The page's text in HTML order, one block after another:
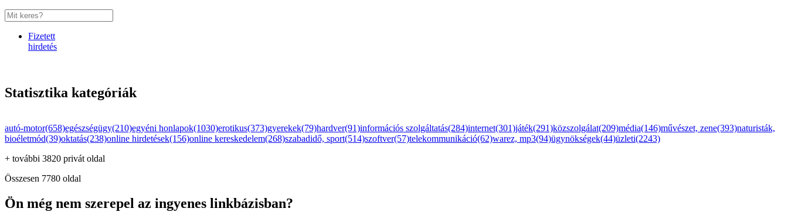
Fizetett
hirdetés
Statisztika kategóriák
autó-motor(658)egészségügy(210)egyéni honlapok(1030)erotikus(373)gyerekek(79)hardver(91)információs szolgáltatás(284)internet(301)játék(291)közszolgálat(209)média(146)művészet, zene(393)naturisták,
bioéletmód(39)oktatás(238)online hirdetések(156)online kereskedelem(268)szabadidő, sport(514)szoftver(57)telekommunikáció(62)warez, mp3(94)ügynökségek(44)üzleti(2243)
+ további 3820 privát oldal
Összesen 7780 oldal
Ön még nem szerepel az ingyenes linkbázisban?